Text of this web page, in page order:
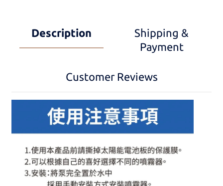
Description
Shipping &
Payment
Customer Reviews